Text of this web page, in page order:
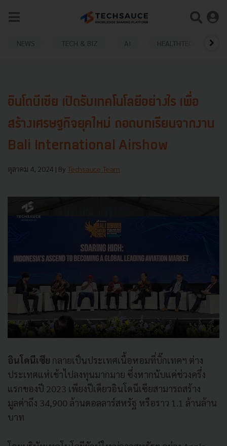
NEWS TECH & BIZ AI HEALTHTECH
อินโดนีเซีย เปิดรับเทคโนโลยีอย่างไร เพื่อ
สร้างเศรษฐกิจยุคใหม่ ถอดบทเรียนจากงาน
Bali International Airshow
ตุลาคม 4, 2024 | By Techsauce Team
อินโดนีเซีย กลายเป็นประเทศเนื้อหอมที่บิ๊กเทคฯ ต่าง
ประเทศแห่เข้าไปลงทุนมากมาย ซึ่งหากนับแค่ช่วงครึ่ง
แรกของปี 2023 เพียงปีเดียวอินโดนีเซียสามารถสร้าง
มูลค่าถึง 34,900 ล้านดอลลาร์สหรัฐ หรือราว 1.1 ล้านล้าน
บาท